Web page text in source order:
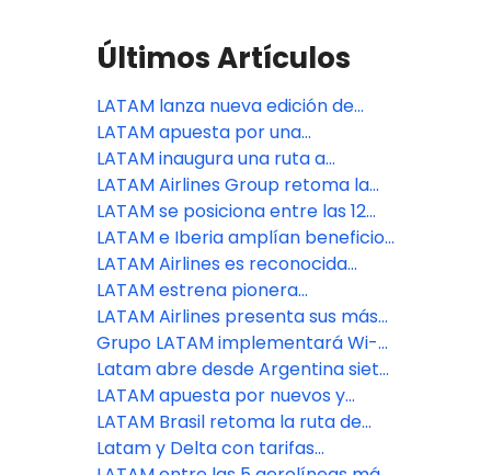
Últimos Artículos
LATAM lanza nueva edición de
"Sabores que Transportan" junto a
restaurantes de seis países de
Sudamérica
LATAM apuesta por una
experiencia inmersiva y realiza un
vuelo temático inspirado en Harry
Potter
LATAM inaugura una ruta a
Bruselas, su décimo destino en
Europa, y se convierte en la única
aerolínea que conecta Brasil y
Bélgica sin escalas
LATAM Airlines Group retoma la
ruta directa Santiago - Quito con
4 vuelos semanales
LATAM se posiciona entre las 12
aerolíneas con mayor flota del
mundo
LATAM e Iberia amplían beneficios
recíprocos en sus programas de
lealtad
LATAM Airlines es reconocida
como “Aerolínea Líder de
Sudamérica 2025” en los World
Travel Awards
LATAM estrena pionera
inteligencia artificial para
planificar viajes
LATAM Airlines presenta sus más
recientes novedades y refuerza su
compromiso con México
Grupo LATAM implementará Wi-Fi
a bordo en los aviones de larga
distancia
Latam abre desde Argentina siete
rutas a Brasil, Perú, USA y Chile
LATAM apuesta por nuevos y
renovados lounges para mejorar
la experiencia en los aeropuertos
LATAM Brasil retoma la ruta de
Buenos Aires a Río de Janeiro
Latam y Delta con tarifas